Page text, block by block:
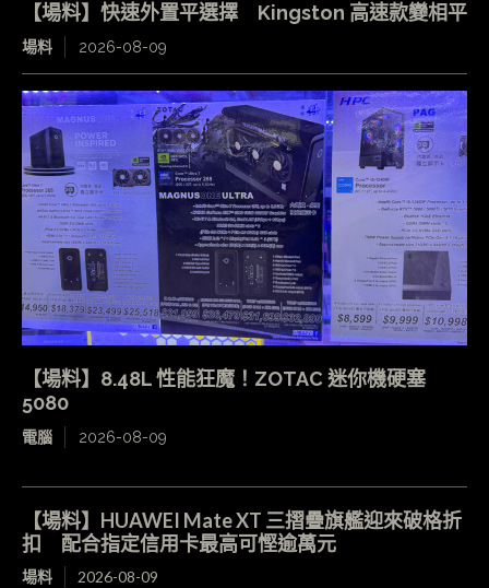
【場料】快速外置平選擇 Kingston 高速款變相平
場料 2026-08-09
【場料】8.48L 性能狂魔！ZOTAC 迷你機硬塞
5080
電腦 2026-08-09
【場料】HUAWEI Mate XT 三摺疊旗艦迎來破格折
扣 配合指定信用卡最高可慳逾萬元
場料 2026-08-09